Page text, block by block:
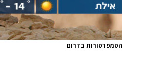
הטמפרטורות בדרום